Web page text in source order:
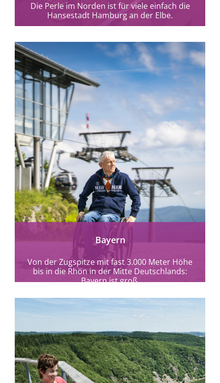
Die Perle im Norden ist für viele einfach die
Hansestadt Hamburg an der Elbe.
mehr erfahren
Bayern
Von der Zugspitze mit fast 3.000 Meter Höhe
bis in die Rhön in der Mitte Deutschlands:
Bayern ist groß.